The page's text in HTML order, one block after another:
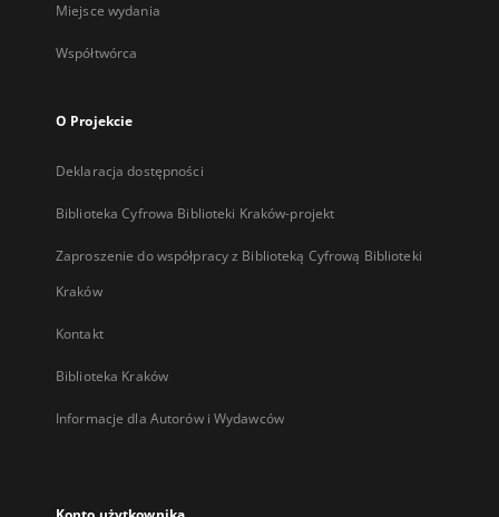
Miejsce wydania
Współtwórca
O Projekcie
Deklaracja dostępności
Biblioteka Cyfrowa Biblioteki Kraków-projekt
Zaproszenie do współpracy z Biblioteką Cyfrową Biblioteki
Kraków
Kontakt
Biblioteka Kraków
Informacje dla Autorów i Wydawców